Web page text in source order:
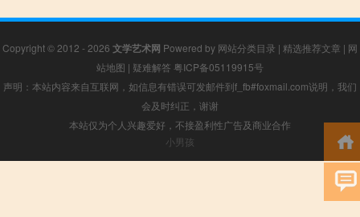
Copyright © 2012 - 2026 文学艺术网 Powered by 网站分类目录 | 精选推荐文章 | 网
站地图 | 疑难解答 粤ICP备05119915号
声明：本站内容来自互联网，如信息有错误可发邮件到f_fb#foxmail.com说明，我们
会及时纠正，谢谢
本站仅为个人兴趣爱好，不接盈利性广告及商业合作
小男孩